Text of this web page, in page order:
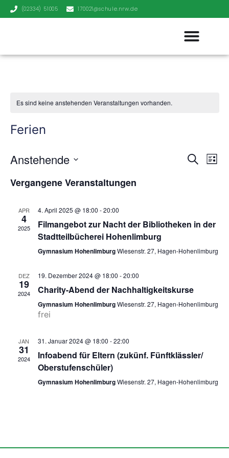
(02334) 51005 170021@schule.nrw.de
Es sind keine anstehenden Veranstaltungen vorhanden.
Ferien
SucheListe
Anstehende
Vergangene Veranstaltungen
APR
4
2025
4. April 2025 @ 18:00 -20:00
Filmangebot zur Nacht der Bibliotheken in der
Stadtteilbücherei Hohenlimburg
Gymnasium HohenlimburgWiesenstr. 27, Hagen-Hohenlimburg
DEZ
19
2024
19. Dezember 2024 @ 18:00 -20:00
Charity-Abend der Nachhaltigkeitskurse
Gymnasium HohenlimburgWiesenstr. 27, Hagen-Hohenlimburg
frei
JAN
31
2024
31. Januar 2024 @ 18:00 -22:00
Infoabend für Eltern (zukünf. Fünftklässler/
Oberstufenschüler)
Gymnasium HohenlimburgWiesenstr. 27, Hagen-Hohenlimburg